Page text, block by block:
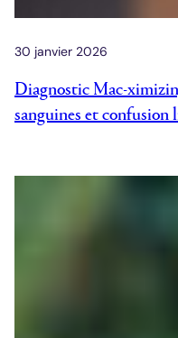
30 janvier 2026
Diagnostic Mac-
sanguines et confusion